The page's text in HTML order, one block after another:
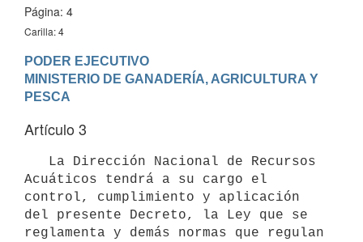
Página: 4
Carilla: 4
PODER EJECUTIVO
MINISTERIO DE GANADERÍA, AGRICULTURA Y
Artículo 3
Acuáticos tendrá a su cargo el
control, cumplimiento y aplicación
del presente Decreto, la Ley que se
reglamenta y demás normas que regulan